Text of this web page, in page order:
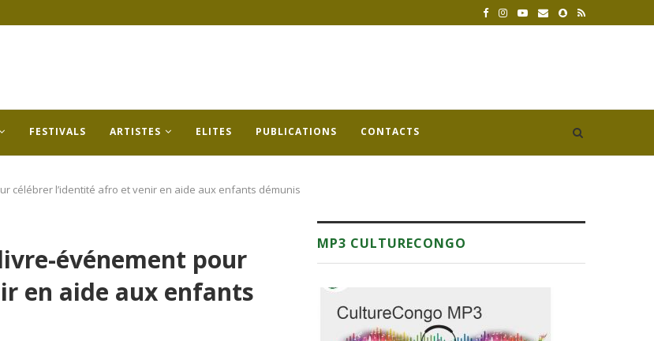
FESTIVALS ARTISTES ELITES PUBLICATIONS CONTACTS
célébrer l’identité afro et venir en aide aux enfants démunis
événement pour
en aide aux enfants
MP3 CULTURECONGO